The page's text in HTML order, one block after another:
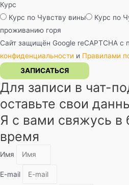
Курс
Курс по Чувству вины
Курс по
проживанию горя
Сайт защищён Google reCAPTCHA с
конфиденциальности и Правилами
ЗАПИСАТЬСЯ
Для записи в чат-
оставьте свои
Я с вами свяжусь
время
Имя
E-mail